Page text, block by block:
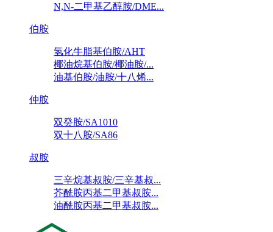
N,N-二甲基乙醇胺/DME...
伯胺
氢化牛脂基伯胺/AHT
椰油烷基伯胺/椰油胺/...
油基伯胺/油胺/十八烯...
仲胺
双癸胺/SA1010
双十八胺/SA86
叔胺
三辛烷基叔胺/三辛基叔...
芥酰胺丙基二甲基叔胺...
油酰胺丙基二甲基叔胺...